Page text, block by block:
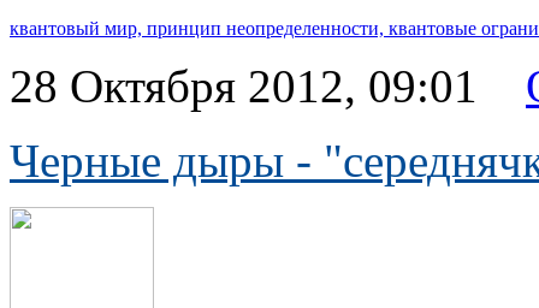
квантовый мир, принцип неопределенности, квантовые
28 Октября 2012, 09:01
Черные дыры -